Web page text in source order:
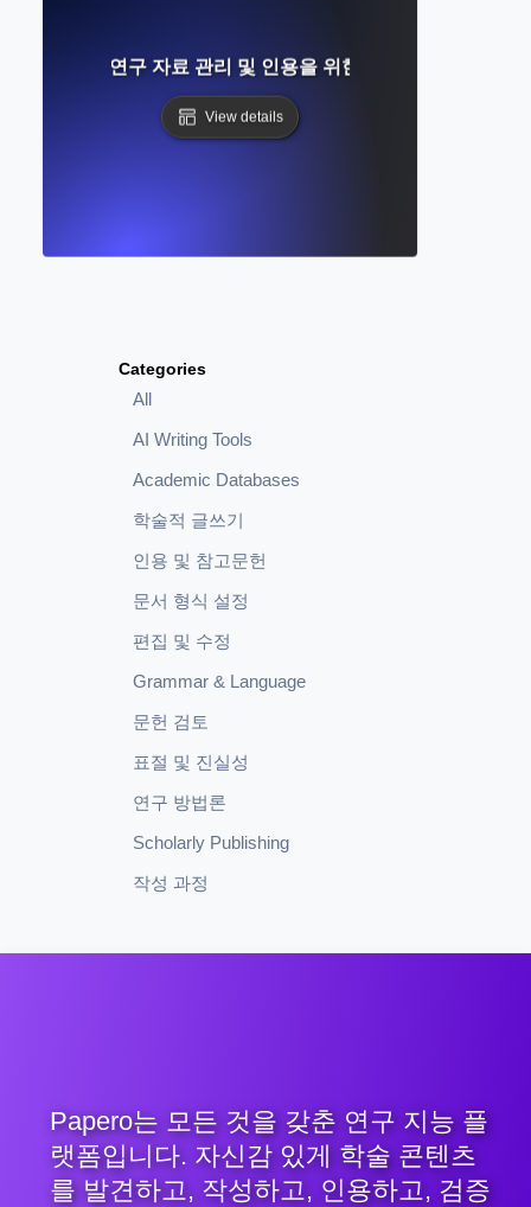
Categories
All
AI Writing Tools
Academic Databases
학술적 글쓰기
인용 및 참고문헌
문서 형식 설정
편집 및 수정
Grammar & Language
문헌 검토
표절 및 진실성
연구 방법론
Scholarly Publishing
작성 과정
무엇인가? 연구 자료 관리 및 인용을 위한 완전 초보자 가이드
View details
Papero는 모든 것을 갖춘 연구 지능 플
랫폼입니다. 자신감 있게 학술 콘텐츠
를 발견하고, 작성하고, 인용하고, 검증